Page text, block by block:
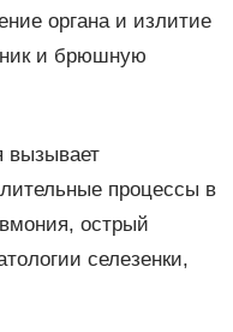
органа и излитие
и брюшную
вызывает
процессы в
острый
селезенки,